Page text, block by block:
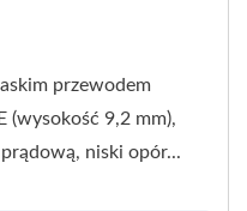
przewodem
(wysokość 9,2 mm),
niski opór...